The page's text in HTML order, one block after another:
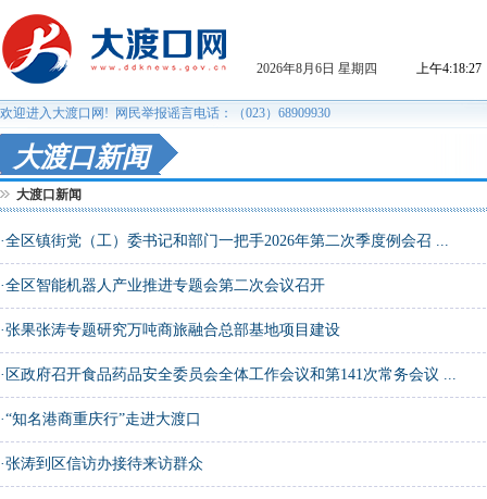
大渡口新闻
大渡口新闻
·全区镇街党（工）委书记和部门一把手2026年第二次季度例会召 ...
·全区智能机器人产业推进专题会第二次会议召开
·张果张涛专题研究万吨商旅融合总部基地项目建设
· 区政府召开食品药品安全委员会全体工作会议和第141次常务会议 ...
·“知名港商重庆行”走进大渡口
·张涛到区信访办接待来访群众